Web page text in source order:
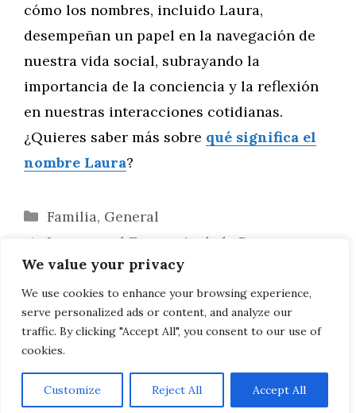
We value your privacy
We use cookies to enhance your browsing experience,
serve personalized ads or content, and analyze our
traffic. By clicking "Accept All", you consent to our use of
cookies.
Customize Reject All Accept All
cómo los nombres, incluido Laura,
desempeñan un papel en la navegación de
nuestra vida social, subrayando la
importancia de la conciencia y la reflexión
en nuestras interacciones cotidianas.
¿Quieres saber más sobre qué significa el
nombre Laura?
Categorías
Familia, General
Laura en el Escenario de la Danza:
Estrellas y Visionarias
Laura en la Literatura: Un Recorrido
desde lo Clásico a lo Moderno
AVISO LEGAL, POLITICA DE PRIVACIDAD, COOKIES